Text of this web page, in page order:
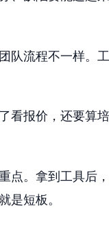
队流程不一样。
看报价，还要算
点。拿到工具后
是短板。